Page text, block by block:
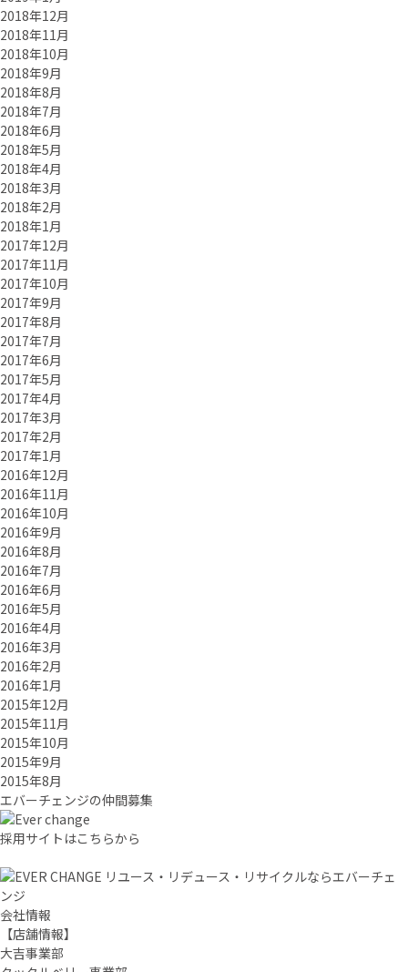
2018年12月
2018年11月
2018年10月
2018年9月
2018年8月
2018年7月
2018年6月
2018年5月
2018年4月
2018年3月
2018年2月
2018年1月
2017年12月
2017年11月
2017年10月
2017年9月
2017年8月
2017年7月
2017年6月
2017年5月
2017年4月
2017年3月
2017年2月
2017年1月
2016年12月
2016年11月
2016年10月
2016年9月
2016年8月
2016年7月
2016年6月
2016年5月
2016年4月
2016年3月
2016年2月
2016年1月
2015年12月
2015年11月
2015年10月
2015年9月
2015年8月
エバーチェ ンジの仲間募集
採用サイトはこちらから
リユース・リデュース・リサイクルならエバーチェ
ンジ
会社情報
【店舗情報】
大吉事業部